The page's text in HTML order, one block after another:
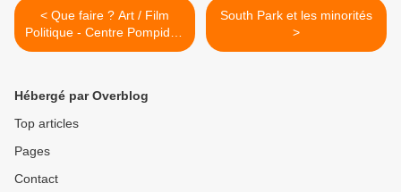
< Que faire ? Art / Film
Politique - Centre Pompidou
/ Palais de Tokyo / Beaux-
Khiasma 11-19 déc 2010
South Park et les minorités
>
Hébergé par Overblog
Top articles
Pages
Contact